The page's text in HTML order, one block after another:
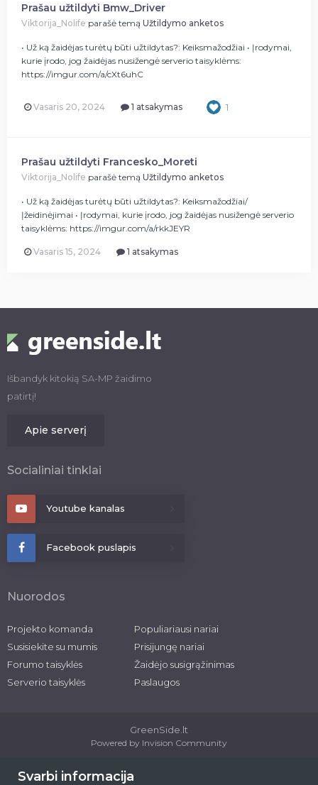
Prašau užtildyti Bmw_Driver
Viktorija_Nolife parašė temą Užtildymo anketos
• Už ką žaidėjas turėtų būti užtildytas?: Keiksmažodžiai • Įrodymai,
kurie įrodo, jog žaidėjas nusižengė serverio taisyklėms:
https://imgur.com/a/cXt6uhC
Vasaris 20, 2024 1 atsakymas 1
Prašau užtildyti Francesko_Moreti
Viktorija_Nolife parašė temą Užtildymo anketos
• Už ką žaidėjas turėtų būti užtildytas?: Keiksmažodžiai/
Įžeidinėjimai • Įrodymai, kurie įrodo, jog žaidėjas nusižengė serverio
taisyklėms: https://imgur.com/a/rkkJEYR
Vasaris 15, 2024 1 atsakymas
Išbandyk kitokią SA-MP žaidimo
patirtį!
Apie serverį
Socialiniai tinklai
Youtube kanalas
Facebook puslapis
Nuorodos
Projekto komanda
Susisiekite su mumis
Forumo taisyklės
Serverio taisyklės
Populiariausi nariai
Prisijungę nariai
Žaidėjo susigrąžinimas
Paslaugos
GreenSide.lt
Powered by Invision Community
2026 © greenside.lt
Svarbi informacija